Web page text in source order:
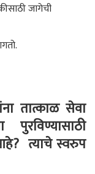
जागेची
तात्काळ सेवा
त्याचे स्वरुप